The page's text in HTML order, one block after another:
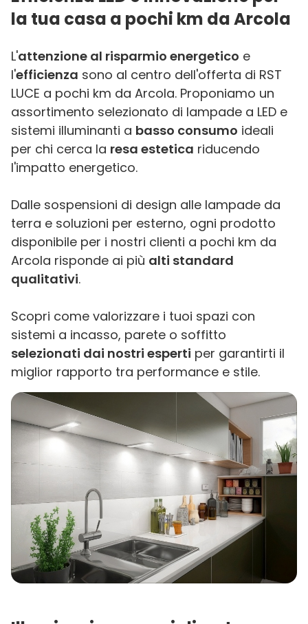
la tua casa a pochi km da Arcola
L'attenzione al risparmio energetico e
l'efficienza sono al centro dell'offerta di RST
LUCE a pochi km da Arcola. Proponiamo un
assortimento selezionato di lampade a LED e
sistemi illuminanti a basso consumo ideali
per chi cerca la resa estetica riducendo
l'impatto energetico.
Dalle sospensioni di design alle lampade da
terra e soluzioni per esterno, ogni prodotto
disponibile per i nostri clienti a pochi km da
Arcola risponde ai più alti standard
qualitativi.
Scopri come valorizzare i tuoi spazi con
sistemi a incasso, parete o soffitto
selezionati dai nostri esperti per garantirti il
miglior rapporto tra performance e stile.